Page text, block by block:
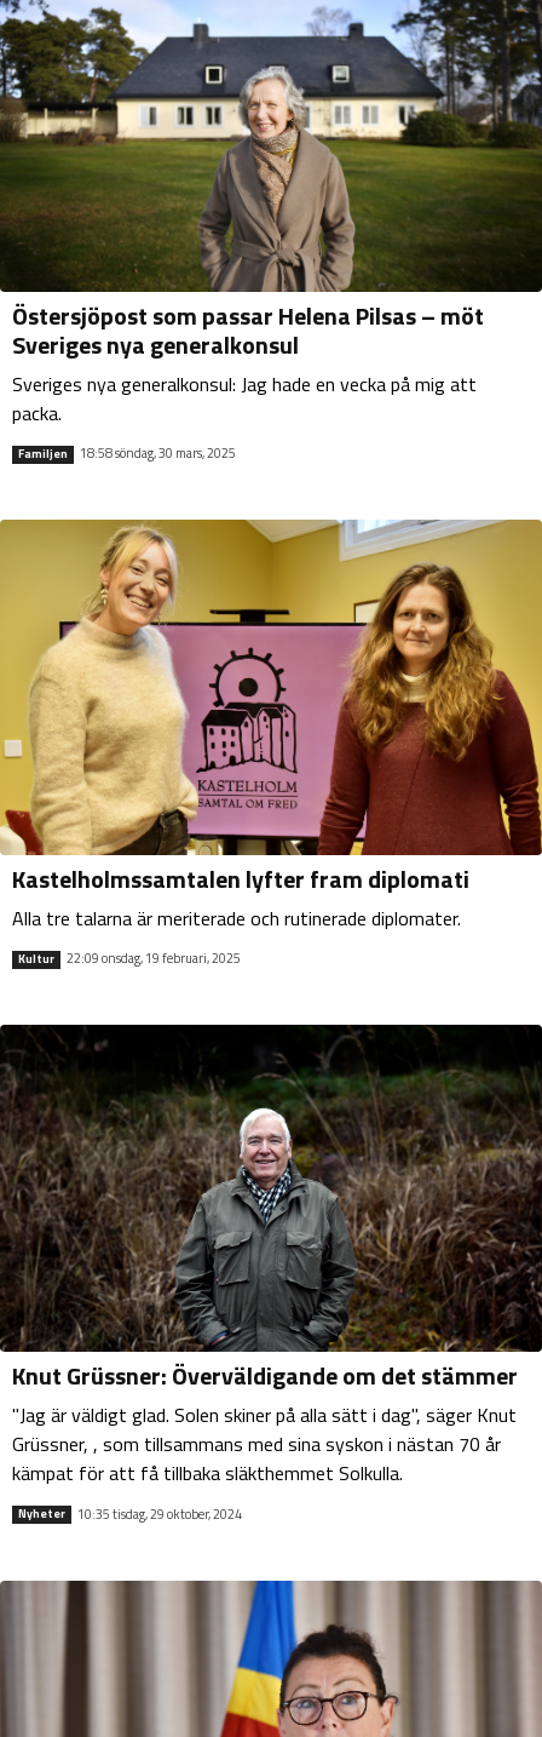
Östersjöpost som passar Helena Pilsas – möt
Sveriges nya generalkonsul
Sveriges nya generalkonsul: Jag hade en vecka på mig att
packa.
Familjen 18:58 söndag, 30 mars, 2025
Kastelholmssamtalen lyfter fram diplomati
Alla tre talarna är meriterade och rutinerade diplomater.
Kultur 22:09 onsdag, 19 februari, 2025
Knut Grüssner: Överväldigande om det stämmer
"Jag är väldigt glad. Solen skiner på alla sätt i dag", säger Knut
Grüssner, , som tillsammans med sina syskon i nästan 70 år
kämpat för att få tillbaka släkthemmet Solkulla.
Nyheter 10:35 tisdag, 29 oktober, 2024